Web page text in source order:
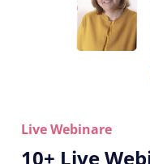
Live Webinare
10+ Live